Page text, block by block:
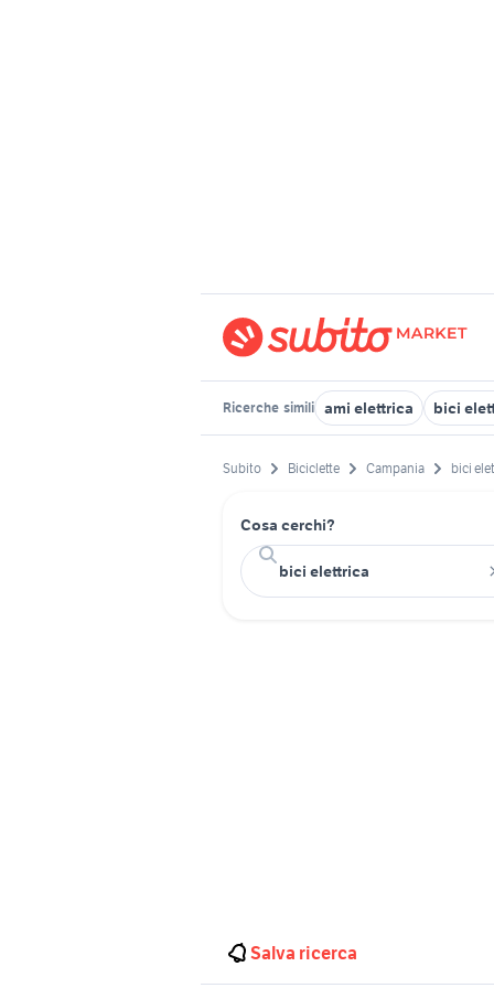
Ricerche simili ami elettrica bici
Subito Biciclette Campania bici
Cosa cerchi?
Salva ricerca